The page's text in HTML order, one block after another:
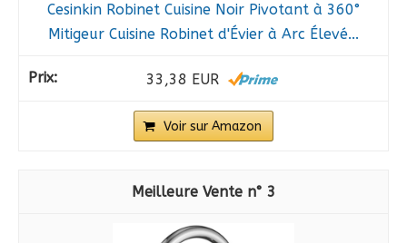
Cesinkin Robinet Cuisine Noir Pivotant à 360°
Mitigeur Cuisine Robinet d'Évier à Arc Élevé...
33,38 EUR
Voir sur Amazon
3